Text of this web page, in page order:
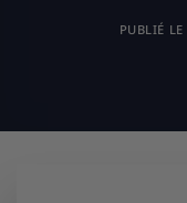
PUBLIÉ LE